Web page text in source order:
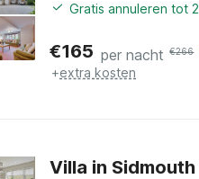
Gratis annuleren tot
€165 per nacht €266
+extra kosten
Villa in